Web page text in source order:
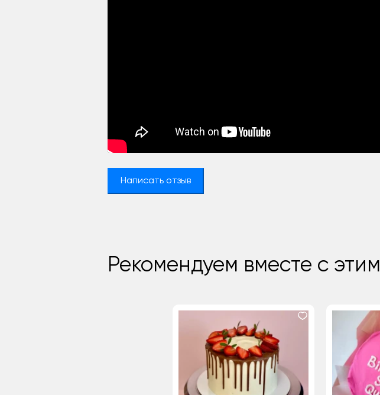
Написать отзыв
Рекомендуем вместе с этим